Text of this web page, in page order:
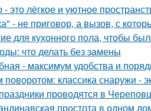
это лёгкое и уютное
- не приговор, а вызов, с
для кухонного пола, чтобы
что делать без замены
- максимум удобства и
классика снаружи -
проводятся в
простота в одном